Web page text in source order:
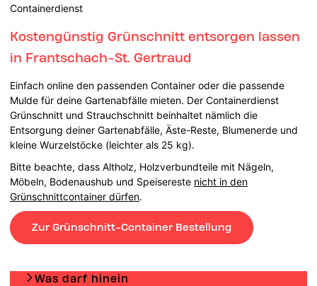
Containerdienst
Kostengünstig Grünschnitt entsorgen lassen
in Frantschach-St. Gertraud
Einfach online den passenden Container oder die passende
Mulde für deine Gartenabfälle mieten. Der Containerdienst
Grünschnitt und Strauchschnitt beinhaltet nämlich die
Entsorgung deiner Gartenabfälle, Äste-Reste, Blumenerde und
kleine Wurzelstöcke (leichter als 25 kg).
Bitte beachte, dass Altholz, Holzverbundteile mit Nägeln,
Möbeln, Bodenaushub und Speisereste nicht in den
Grünschnittcontainer dürfen.
Zur Grünschnitt-Container Bestellung
Was darf hinein